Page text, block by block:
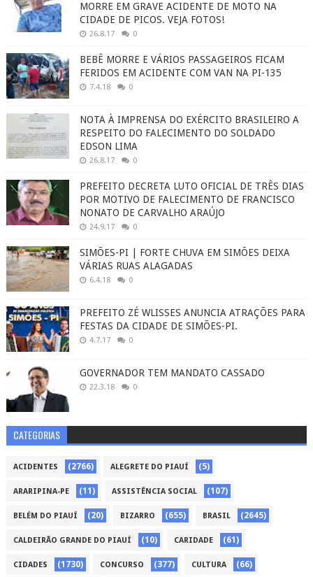
MORRE EM GRAVE ACIDENTE DE MOTO NA
CIDADE DE PICOS. VEJA FOTOS!
26.8.17 0
BEBÊ MORRE E VÁRIOS PASSAGEIROS FICAM
FERIDOS EM ACIDENTE COM VAN NA PI-135
7.4.18 0
NOTA À IMPRENSA DO EXÉRCITO BRASILEIRO A
RESPEITO DO FALECIMENTO DO SOLDADO
EDSON LIMA
26.8.17 0
PREFEITO DECRETA LUTO OFICIAL DE TRÊS DIAS
POR MOTIVO DE FALECIMENTO DE FRANCISCO
NONATO DE CARVALHO ARAÚJO
24.9.17 0
SIMÕES-PI | FORTE CHUVA EM SIMÕES DEIXA
VÁRIAS RUAS ALAGADAS
6.4.18 0
PREFEITO ZÉ WLISSES ANUNCIA ATRAÇÕES PARA
FESTAS DA CIDADE DE SIMÕES-PI.
4.7.17 0
GOVERNADOR TEM MANDATO CASSADO
22.3.18 0
CATEGORIAS
ACIDENTES (2766) ALEGRETE DO PIAUÍ (5)
ARARIPINA-PE (11) ASSISTÊNCIA SOCIAL (107)
BELÉM DO PIAUÍ (20) BIZARRO (655) BRASIL (2645)
CALDEIRÃO GRANDE DO PIAUÍ (10) CARIDADE (61)
CIDADES (1730) CONCURSO (377) CULTURA (66)